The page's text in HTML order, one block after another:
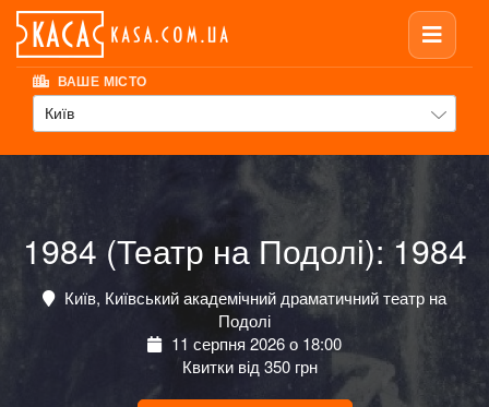
ВАШЕ МІСТО
Київ
1984 (Театр на Подолі): 1984
Київ, Київський академічний драматичний театр на
Подолі
11 серпня 2026 о 18:00
Квитки від 350 грн